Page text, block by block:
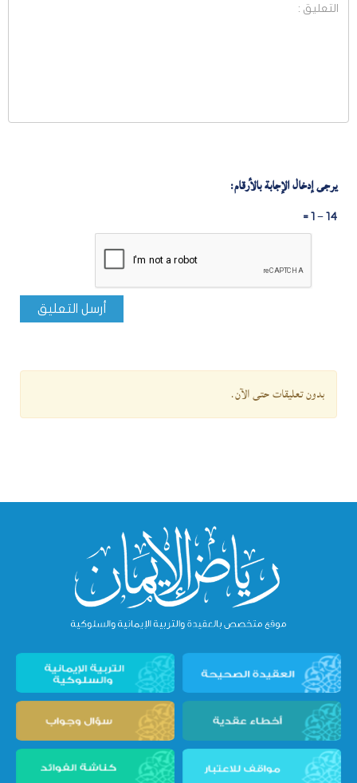
يرجى إدخال الإجابة بالأرقام:
14 − 1 =
أرسل التعليق
بدون تعليقات حتى الآن.